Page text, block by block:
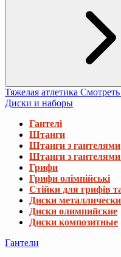
Тяжелая атлетика Смотреть
Диски и наборы
Гантелі
Штанги
Штанги з гантелями
Штанги з
Грифи
Грифи олімпійські
Стійки для грифів
Диски
Диски олимпийские
Диски композитные
Гантели